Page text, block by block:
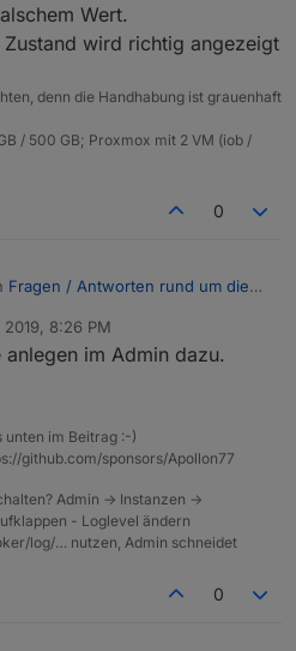
Wert.
wird richtig angezeigt
denn die Handhabung ist grauenhaft
/ 500 GB; Proxmox mit 2 VM (iob /
0
Fragen / Antworten rund um die
neu laden“ im Admin?
"Objekte" beobachtet:
ohne Zustand
Keine Änderung
Browser Tab gewechselt
zurück "Objekte"): Zustand wird
Zustand wird richtig
2019, 8:26 PM
anlegen im Admin dazu.
unten im Beitrag :-)
github.com/sponsors/Apollon77
Admin -> Instanzen ->
- Loglevel ändern
log/… nutzen, Admin schneidet
0